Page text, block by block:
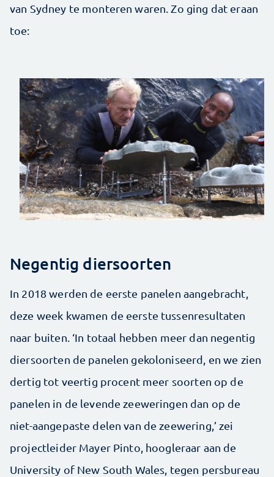
van Sydney te monteren waren. Zo ging dat eraan
toe:
Negentig diersoorten
In 2018 werden de eerste panelen aangebracht,
deze week kwamen de eerste tussenresultaten
naar buiten. ‘In totaal hebben meer dan negentig
diersoorten de panelen gekoloniseerd, en we zien
dertig tot veertig procent meer soorten op de
panelen in de levende zeeweringen dan op de
niet-aangepaste delen van de zeewering,’ zei
projectleider Mayer Pinto, hoogleraar aan de
University of New South Wales, tegen persbureau